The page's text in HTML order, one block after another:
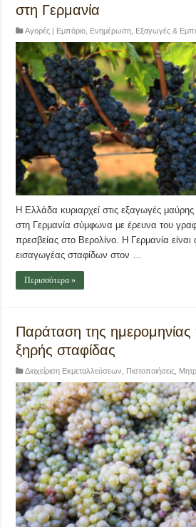
στη Γερμανία
Αγορές | Εμπόριο Ενημέρωση Εξαγωγές &
Η Ελλάδα κυριαρχεί στις εξαγωγές μαύρης
στη Γερμανία σύμφωνα με έρευνα του
πρεσβείας στο Βερολίνο. Η Γερμανία είναι
εισαγωγέας σταφίδων στον …
Περισσότερα »
Παράταση της
ξηρής σταφίδας
Διαχείριση Εκμεταλλεύσεων Πιστοποιήσεις,